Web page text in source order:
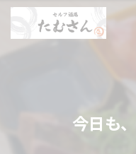
今日も